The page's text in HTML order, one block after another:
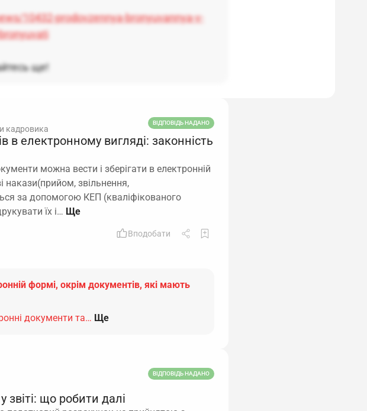
10432-prodovzennya-bronyuvannya-v-
ще!
кадровика
ВІДПОВІДЬ НАДАНО
в електронному вигляді: законність
можна вести і зберігати в електронній
накази(прийом, звільнення,
за допомогою КЕП (кваліфікованого
їх і…
Вподобати
формі, окрім документів, які мають
документи та… Ще
ВІДПОВІДЬ НАДАНО
що робити далі